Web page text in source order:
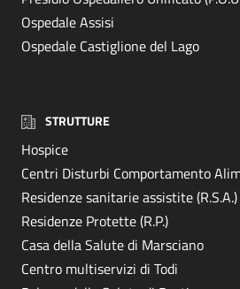
Ospedale Assisi
Ospedale Castiglione del Lago
STRUTTURE
Hospice
Centri Disturbi Comportamento
Residenze sanitarie assistite (R.S.A.)
Residenze Protette (R.P.)
Casa della Salute di Marsciano
Centro multiservizi di Todi